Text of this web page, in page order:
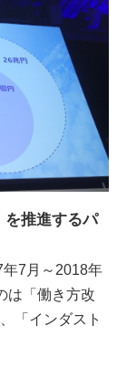
推進するパ
7月～2018年
は「働き方改
「インダスト